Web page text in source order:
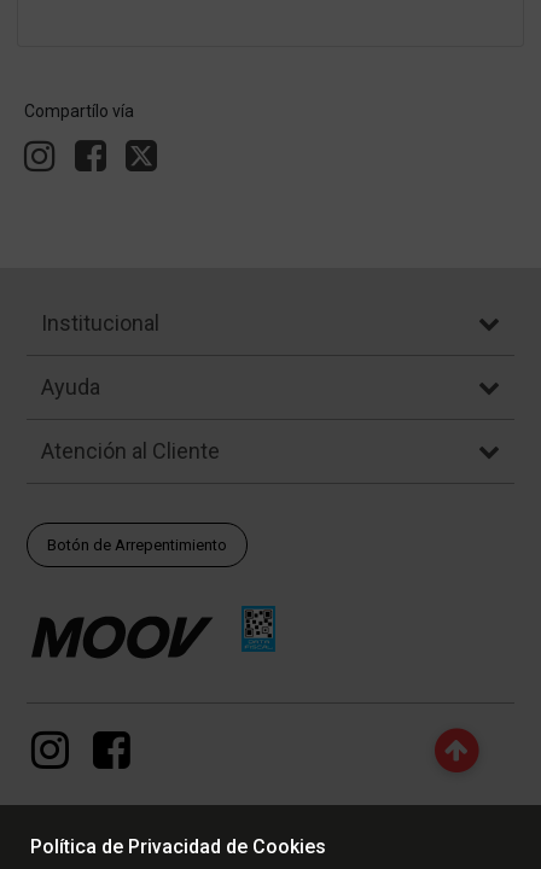
Compartílo vía
Institucional
Ayuda
Atención al Cliente
Botón de Arrepentimiento
Política de Privacidad de Cookies